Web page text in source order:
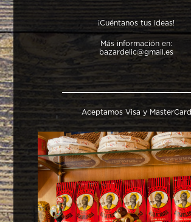
¡Cuéntanos tus ideas!
Más información en:
bazardelic@gmail.es
Aceptamos Visa y MasterCard